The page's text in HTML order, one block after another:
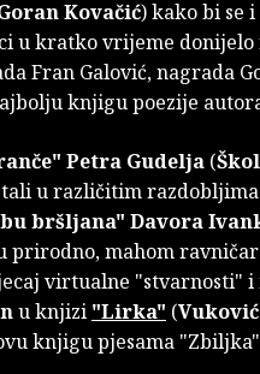
Kovačić) kako bi se
u kratko vrijeme
Fran Galović, nagrada
knjigu poezije
Petra Gudelja (
u različitim
bršljana" Davora
prirodno, mahom
virtualne "stvarnosti" i
u knjizi "Lirka" (
knjigu pjesama